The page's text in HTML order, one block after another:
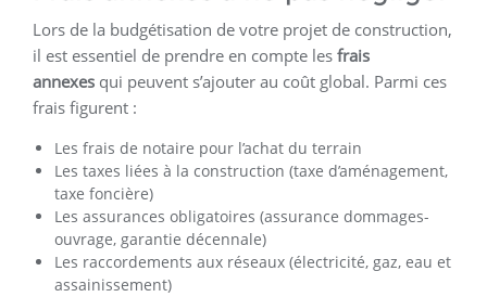
Lors de la budgétisation de votre projet de construction,
il est essentiel de prendre en compte les frais
annexes qui peuvent s’ajouter au coût global. Parmi ces
frais figurent :
Les frais de notaire pour l’achat du terrain
Les taxes liées à la construction (taxe d’aménagement,
taxe foncière)
Les assurances obligatoires (assurance dommages-
ouvrage, garantie décennale)
Les raccordements aux réseaux (électricité, gaz, eau et
assainissement)